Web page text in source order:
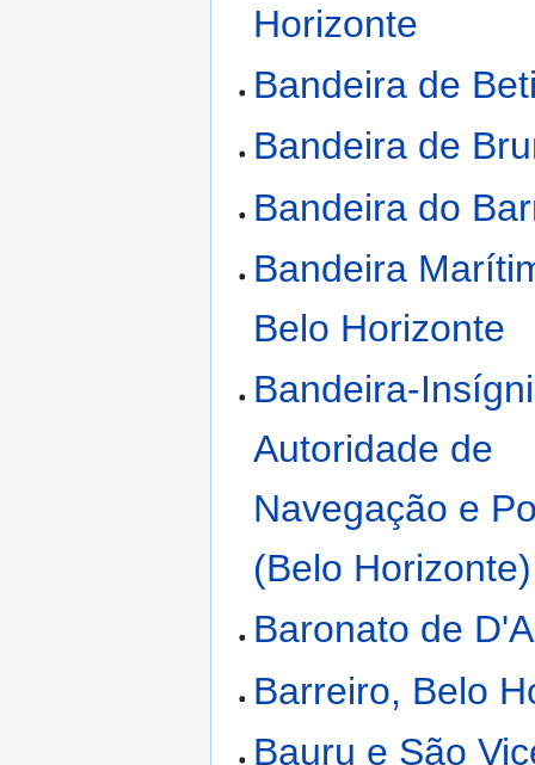
Horizonte
Bandeira de
Bandeira de
Bandeira do
Bandeira
Belo Horizonte
Bandeira-
Autoridade de
Navegação e
(Belo Horizonte)
Baronato de
Barreiro, Belo
Bauru e São